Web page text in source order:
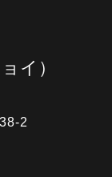
イ）
2